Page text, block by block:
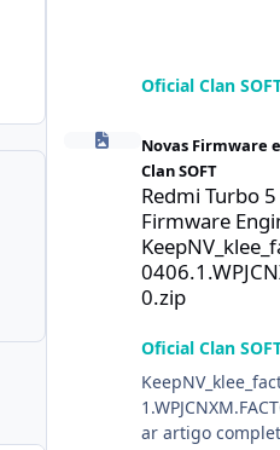
Oficial Clan
Novas Firmware
Clan SOFT
Redmi Turbo 5
Firmware
0.zip
Oficial Clan
ar artigo